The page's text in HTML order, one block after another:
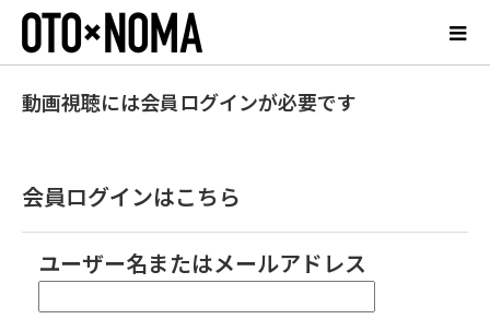
動画視聴には会員ログインが必要です
会員ログインはこちら
ユーザー名またはメールアドレス